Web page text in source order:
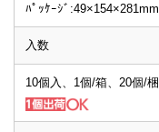
ﾊﾟｯｹｰｼﾞ:49×154×281mm
入数
10個入、1個/箱、20個/梱